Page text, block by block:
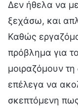
Δεν ήθελα να
ξεχάσω, και
Καθώς
πρόβλημα για
μοιραζόμουν
επέλεγα να
σκεπτόμενη